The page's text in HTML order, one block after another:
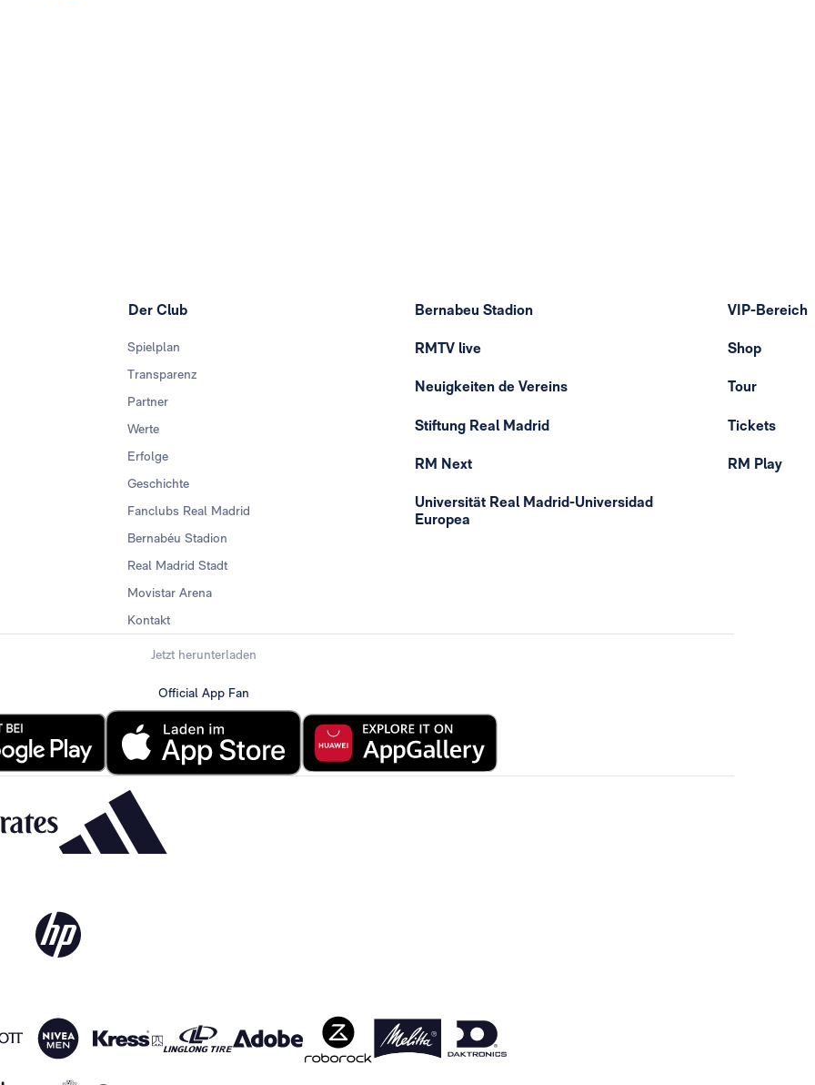
Der Club
Spielplan
Transparenz
Partner
Werte
Erfolge
Geschichte
Fanclubs Real Madrid
Bernabéu Stadion
Real Madrid Stadt
Movistar Arena
Kontakt
Bernabeu Stadion
RMTV live
Neuigkeiten de Vereins
Stiftung Real Madrid
RM Next
Universität Real Madrid-Universidad
Europea
VIP-Bereich
Shop
Tour
Tickets
RM Play
Jetzt herunterladen
Official App Fan